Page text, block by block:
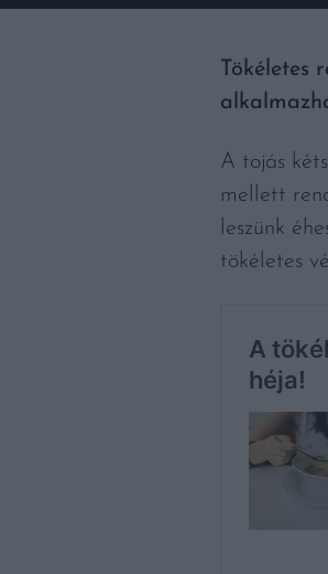
Tökéletes
A tojás
mellett
leszünk
tökéletes